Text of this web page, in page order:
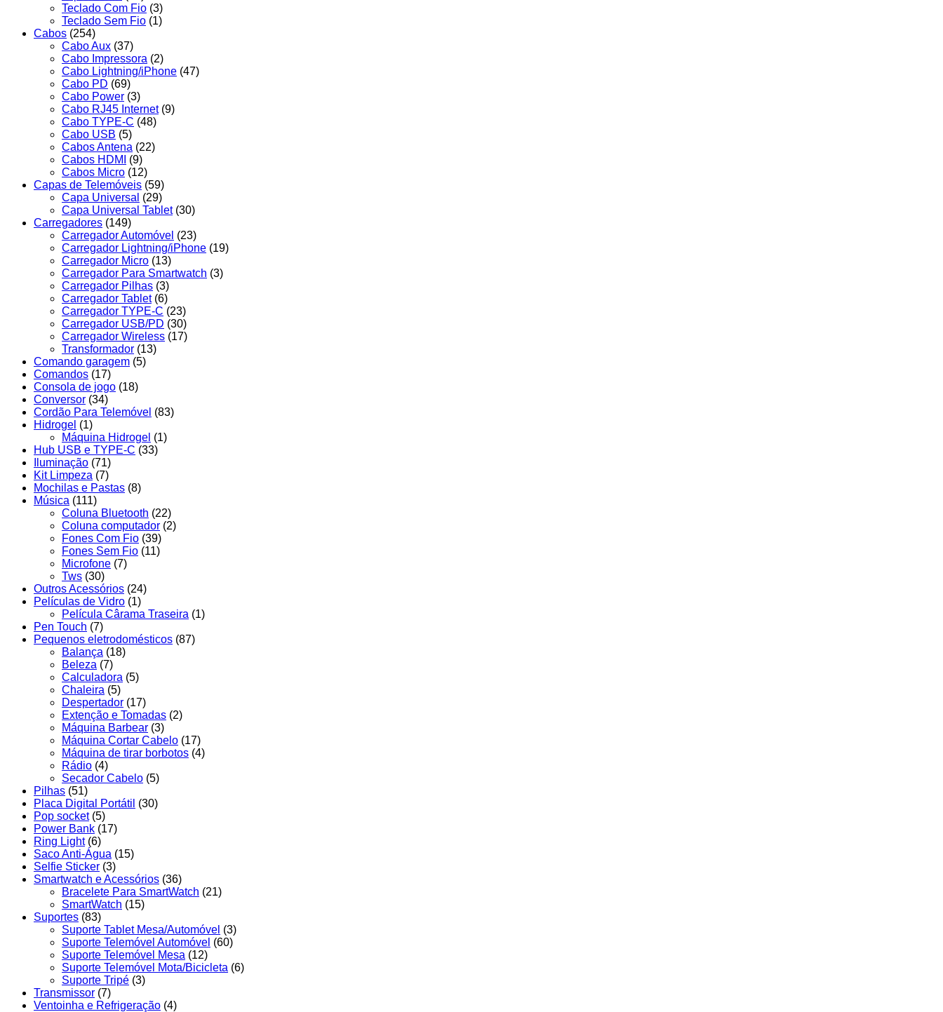
Teclado Com Fio (3)
Teclado Sem Fio (1)
Cabos (254)
Cabo Aux (37)
Cabo Impressora (2)
Cabo Lightning/iPhone (47)
Cabo PD (69)
Cabo Power (3)
Cabo RJ45 Internet (9)
Cabo TYPE-C (48)
Cabo USB (5)
Cabos Antena (22)
Cabos HDMI
(9)
Cabos Micro (12)
Capas de Telemóveis (59)
Capa Universal (29)
Capa Universal Tablet (30)
Carregadores (149)
Carregador Automóvel (23)
Carregador Lightning/iPhone (19)
Carregador Micro (13)
Carregador Para Smartwatch (3)
Carregador Pilhas (3)
Carregador Tablet (6)
Carregador TYPE-C (23)
Carregador USB/PD (30)
Carregador Wireless (17)
Transformador (13)
Comando garagem (5)
Comandos (17)
Consola de jogo (18)
Conversor (34)
Cordão Para Telemóvel (83)
Hidrogel (1)
Máquina Hidrogel (1)
Hub USB e TYPE-C (33)
Iluminação (71)
Kit Limpeza (7)
Mochilas e Pastas (8)
Música (111)
Coluna Bluetooth (22)
Coluna computador (2)
Fones Com Fio (39)
Fones Sem Fio (11)
Microfone (7)
Tws (30)
Outros Acessórios (24)
Películas de Vidro (1)
Película Cârama Traseira (1)
Pen Touch (7)
Pequenos eletrodomésticos (87)
Balança (18)
Beleza (7)
Calculadora (5)
Chaleira (5)
Despertador (17)
Extenção e Tomadas (2)
Máquina Barbear (3)
Máquina Cortar Cabelo (17)
Máquina de tirar borbotos (4)
Rádio (4)
Secador Cabelo (5)
Pilhas (51)
Placa Digital Portátil (30)
Pop socket (5)
Power Bank (17)
Ring Light (6)
Saco Anti-Água (15)
Selfie Sticker (3)
Smartwatch e Acessórios (36)
Bracelete Para SmartWatch (21)
SmartWatch (15)
Suportes (83)
Suporte Tablet Mesa/Automóvel (3)
Suporte Telemóvel Automóvel (60)
Suporte Telemóvel Mesa (12)
Suporte Telemóvel Mota/Bicicleta (6)
Suporte Tripé (3)
Transmissor (7)
Ventoinha e Refrigeração (4)